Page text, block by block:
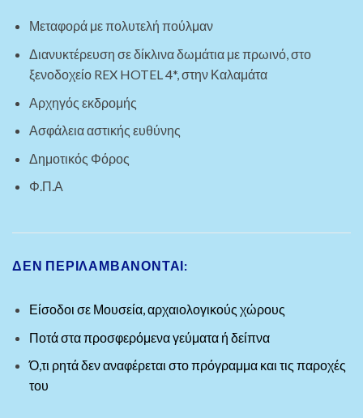
Μεταφορά με πολυτελή πούλμαν
Διανυκτέρευση σε δίκλινα δωμάτια με πρωινό, στο
ξενοδοχείο REX HOTEL 4*, στην Καλαμάτα
Αρχηγός εκδρομής
Ασφάλεια αστικής ευθύνης
Δημοτικός Φόρος
Φ.Π.Α
ΔΕΝ ΠΕΡΙΛΑΜΒΑΝΟΝΤΑΙ:
Είσοδοι σε Μουσεία, αρχαιολογικούς χώρους
Ποτά στα προσφερόμενα γεύματα ή δείπνα
Ό,τι ρητά δεν αναφέρεται στο πρόγραμμα και τις παροχές
του